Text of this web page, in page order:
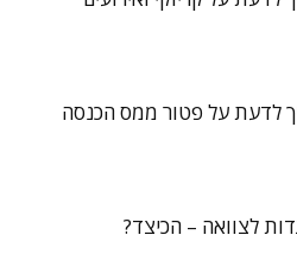
לדעת על פטור ממס הכנסה
לצוואה – הכיצד?